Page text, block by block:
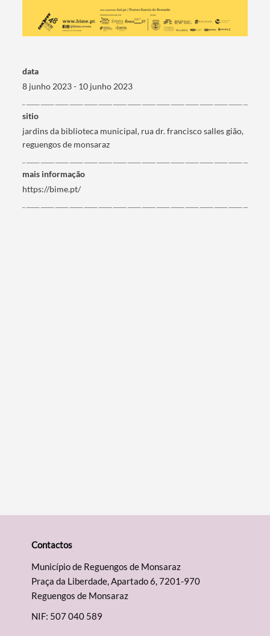
data
8 junho 2023 - 10 junho 2023
sitio
jardins da biblioteca municipal, rua dr. francisco salles gião,
reguengos de monsaraz
mais informação
https://bime.pt/
Contactos
Município de Reguengos de Monsaraz
Praça da Liberdade, Apartado 6, 7201-970
Reguengos de Monsaraz
NIF: 507 040 589